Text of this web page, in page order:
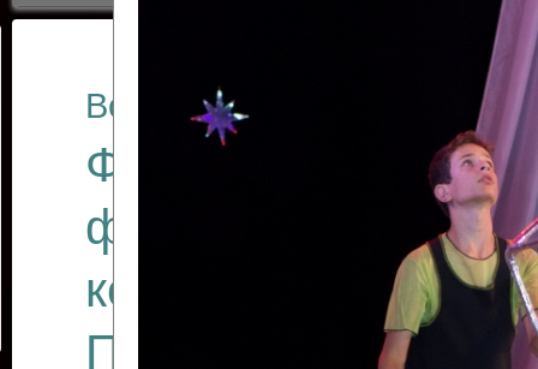
ОТЧЕТЫ ГКЦ
Все отчеты
Финал
фестиваля
коллективов
Приднестровского